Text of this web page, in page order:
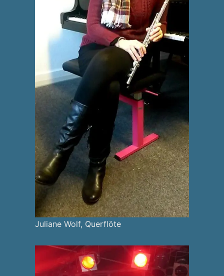
Juliane Wolf, Querflöte